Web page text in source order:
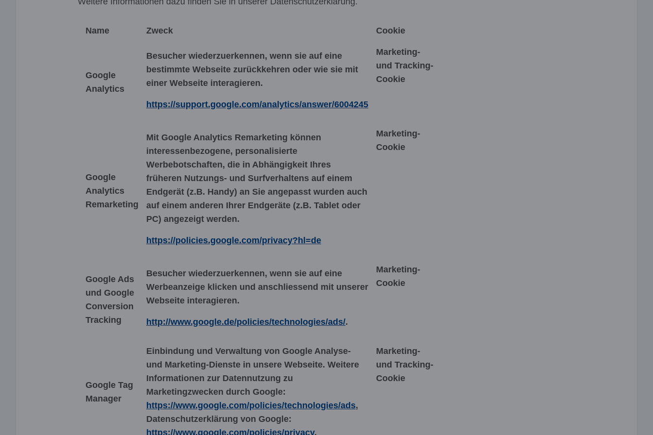
Name Zweck Cookie
Google
Analytics
Besucher wiederzuerkennen, wenn sie auf eine
bestimmte Webseite zurückkehren oder wie sie mit
einer Webseite interagieren.
https://support.google.com/analytics/answer/6004245
Marketing-
und Tracking-
Cookie
Google
Analytics
Remarketing
Mit Google Analytics Remarketing können
interessenbezogene, personalisierte
Werbebotschaften, die in Abhängigkeit Ihres
früheren Nutzungs- und Surfverhaltens auf einem
Endgerät (z.B. Handy) an Sie angepasst wurden auch
auf einem anderen Ihrer Endgeräte (z.B. Tablet oder
PC) angezeigt werden.
https://policies.google.com/privacy?hl=de
Marketing-
Cookie
Google Ads
und Google
Conversion
Tracking
Besucher wiederzuerkennen, wenn sie auf eine
Werbeanzeige klicken und anschliessend mit unserer
Webseite interagieren.
http://www.google.de/policies/technologies/ads/.
Marketing-
Cookie
Google Tag
Manager
Einbindung und Verwaltung von Google Analyse-
und Marketing-Dienste in unsere Webseite. Weitere
Informationen zur Datennutzung zu
Marketingzwecken durch Google:
https://www.google.com/policies/technologies/ads,
Datenschutzerklärung von Google:
https://www.google.com/policies/privacy.
Marketing-
und Tracking-
Cookie